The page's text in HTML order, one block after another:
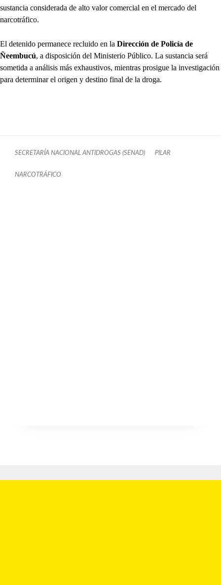
sustancia considerada de alto valor comercial en el mercado del
narcotráfico.
El detenido permanece recluido en la Dirección de Policía de
Ñeembucú, a disposición del Ministerio Público. La sustancia será
sometida a análisis más exhaustivos, mientras prosigue la investigación
para determinar el origen y destino final de la droga.
SECRETARÍA NACIONAL ANTIDROGAS (SENAD) PILAR
NARCOTRÁFICO